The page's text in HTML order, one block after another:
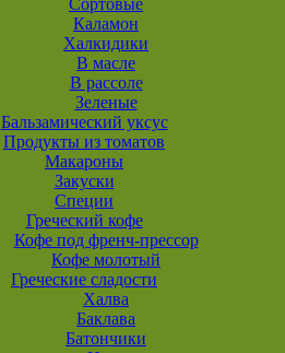
Сортовые
Каламон
Халкидики
В масле
В рассоле
Зеленые
Бальзамический уксус
Продукты из томатов
Макароны
Закуски
Специи
Греческий кофе
Кофе под френч-прессор
Кофе молотый
Греческие сладости
Халва
Баклава
Батончики